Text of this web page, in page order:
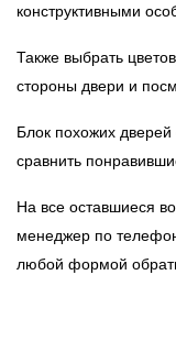
конструктивными
Также выбрать
стороны двери и
Блок похожих
сравнить
На все оставшиеся
менеджер по
любой формой